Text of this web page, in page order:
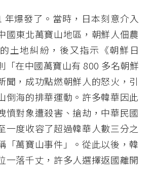
年爆發了。當時，日本刻意介入
國東北萬寶山地區，朝鮮人佃農
土地糾紛，後又指示《朝鮮日
「在中國萬寶山有 800 多名朝鮮
聞，成功點燃朝鮮人的怒火，引
倒海的排華運動。許多韓華因此
憤對象遭殺害、搶劫，中華民國
一度收容了超過韓華人數三分之
「萬寶山事件」。從此以後，韓
一落千丈，許多人選擇返國離開